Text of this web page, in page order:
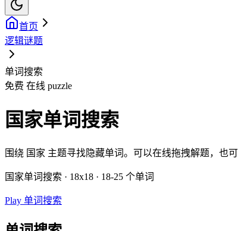
首页
逻辑谜题
单词搜索
免费 在线 puzzle
国家单词搜索
围绕 国家 主题寻找隐藏单词。可以在线拖拽解题，也
国家单词搜索 · 18x18 · 18-25 个单词
Play 单词搜索